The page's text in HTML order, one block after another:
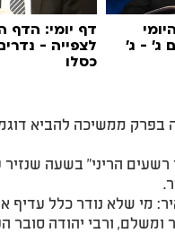
ג' - ג'
דף יומי: הדף
לצפייה -
כסלו
בפרק ממשיכה להביא
הריני" בשעה שנזיר
מי שלא נודר כלל עדיף
ורבי יהודה סובר